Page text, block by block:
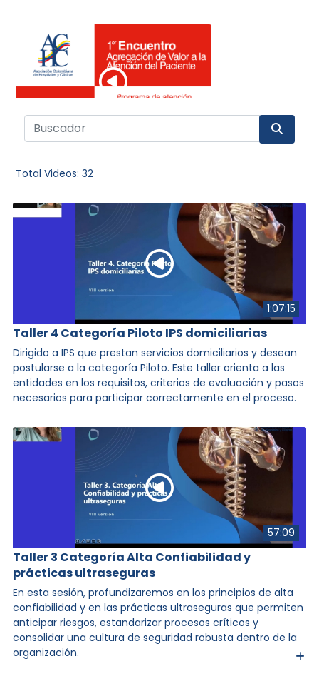
Día 2 - Programa de atención
Clínica Reina Sofía
Día 2 - Ruta atención pacientes
con depresión
9:53
Día 2 - Conclusiones y
Formación Herramientas para
Agregación de Valor en la
Atención en Salud
Total Videos: 32
1:07:15
Taller 4 Categoría Piloto IPS domiciliarias
Dirigido a IPS que prestan servicios domiciliarios y desean
postularse a la categoría Piloto. Este taller orienta a las
entidades en los requisitos, criterios de evaluación y pasos
necesarios para participar correctamente en el proceso.
57:09
Taller 3 Categoría Alta Confiabilidad y
prácticas ultraseguras
En esta sesión, profundizaremos en los principios de alta
confiabilidad y en las prácticas ultraseguras que permiten
anticipar riesgos, estandarizar procesos críticos y
consolidar una cultura de seguridad robusta dentro de la
organización.